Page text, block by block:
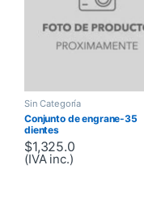
Sin Categoría
Conjunto de engrane-35
dientes
$1,325.0
(IVA inc.)